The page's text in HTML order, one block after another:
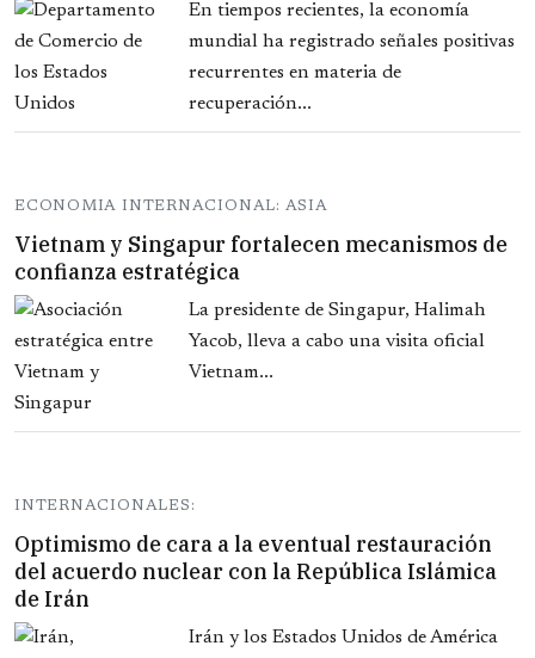
En tiempos recientes, la economía
mundial ha registrado señales positivas
recurrentes en materia de
recuperación...
ECONOMIA INTERNACIONAL: ASIA
Vietnam y Singapur fortalecen mecanismos de
confianza estratégica
La presidente de Singapur, Halimah
Yacob, lleva a cabo una visita oficial
Vietnam...
INTERNACIONALES:
Optimismo de cara a la eventual restauración
del acuerdo nuclear con la República Islámica
de Irán
Irán y los Estados Unidos de América